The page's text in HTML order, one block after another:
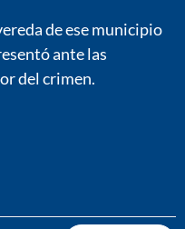
de ese municipio
ante las
del crimen.